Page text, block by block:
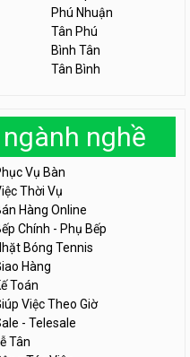
Phú Nhuận
Tân Phú
Bình Tân
Tân Bình
nghề
Vụ Bàn
Thời Vụ
Hàng Online
Chính - Phụ Bếp
Bóng Tennis
Hàng
Toán
Việc Theo Giờ
- Telesale
Tân